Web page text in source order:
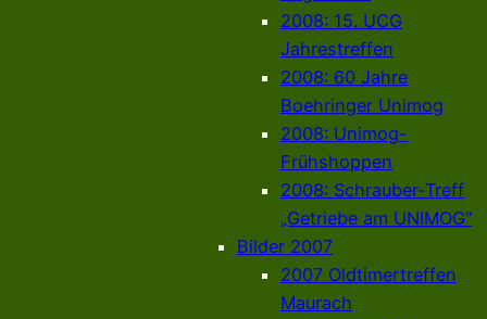
2008: 15. UCG
Jahrestreffen
2008: 60 Jahre
Boehringer Unimog
2008: Unimog-
Frühshoppen
2008: Schrauber-Treff
„Getriebe am UNIMOG“
Bilder 2007
2007 Oldtimertreffen
Maurach